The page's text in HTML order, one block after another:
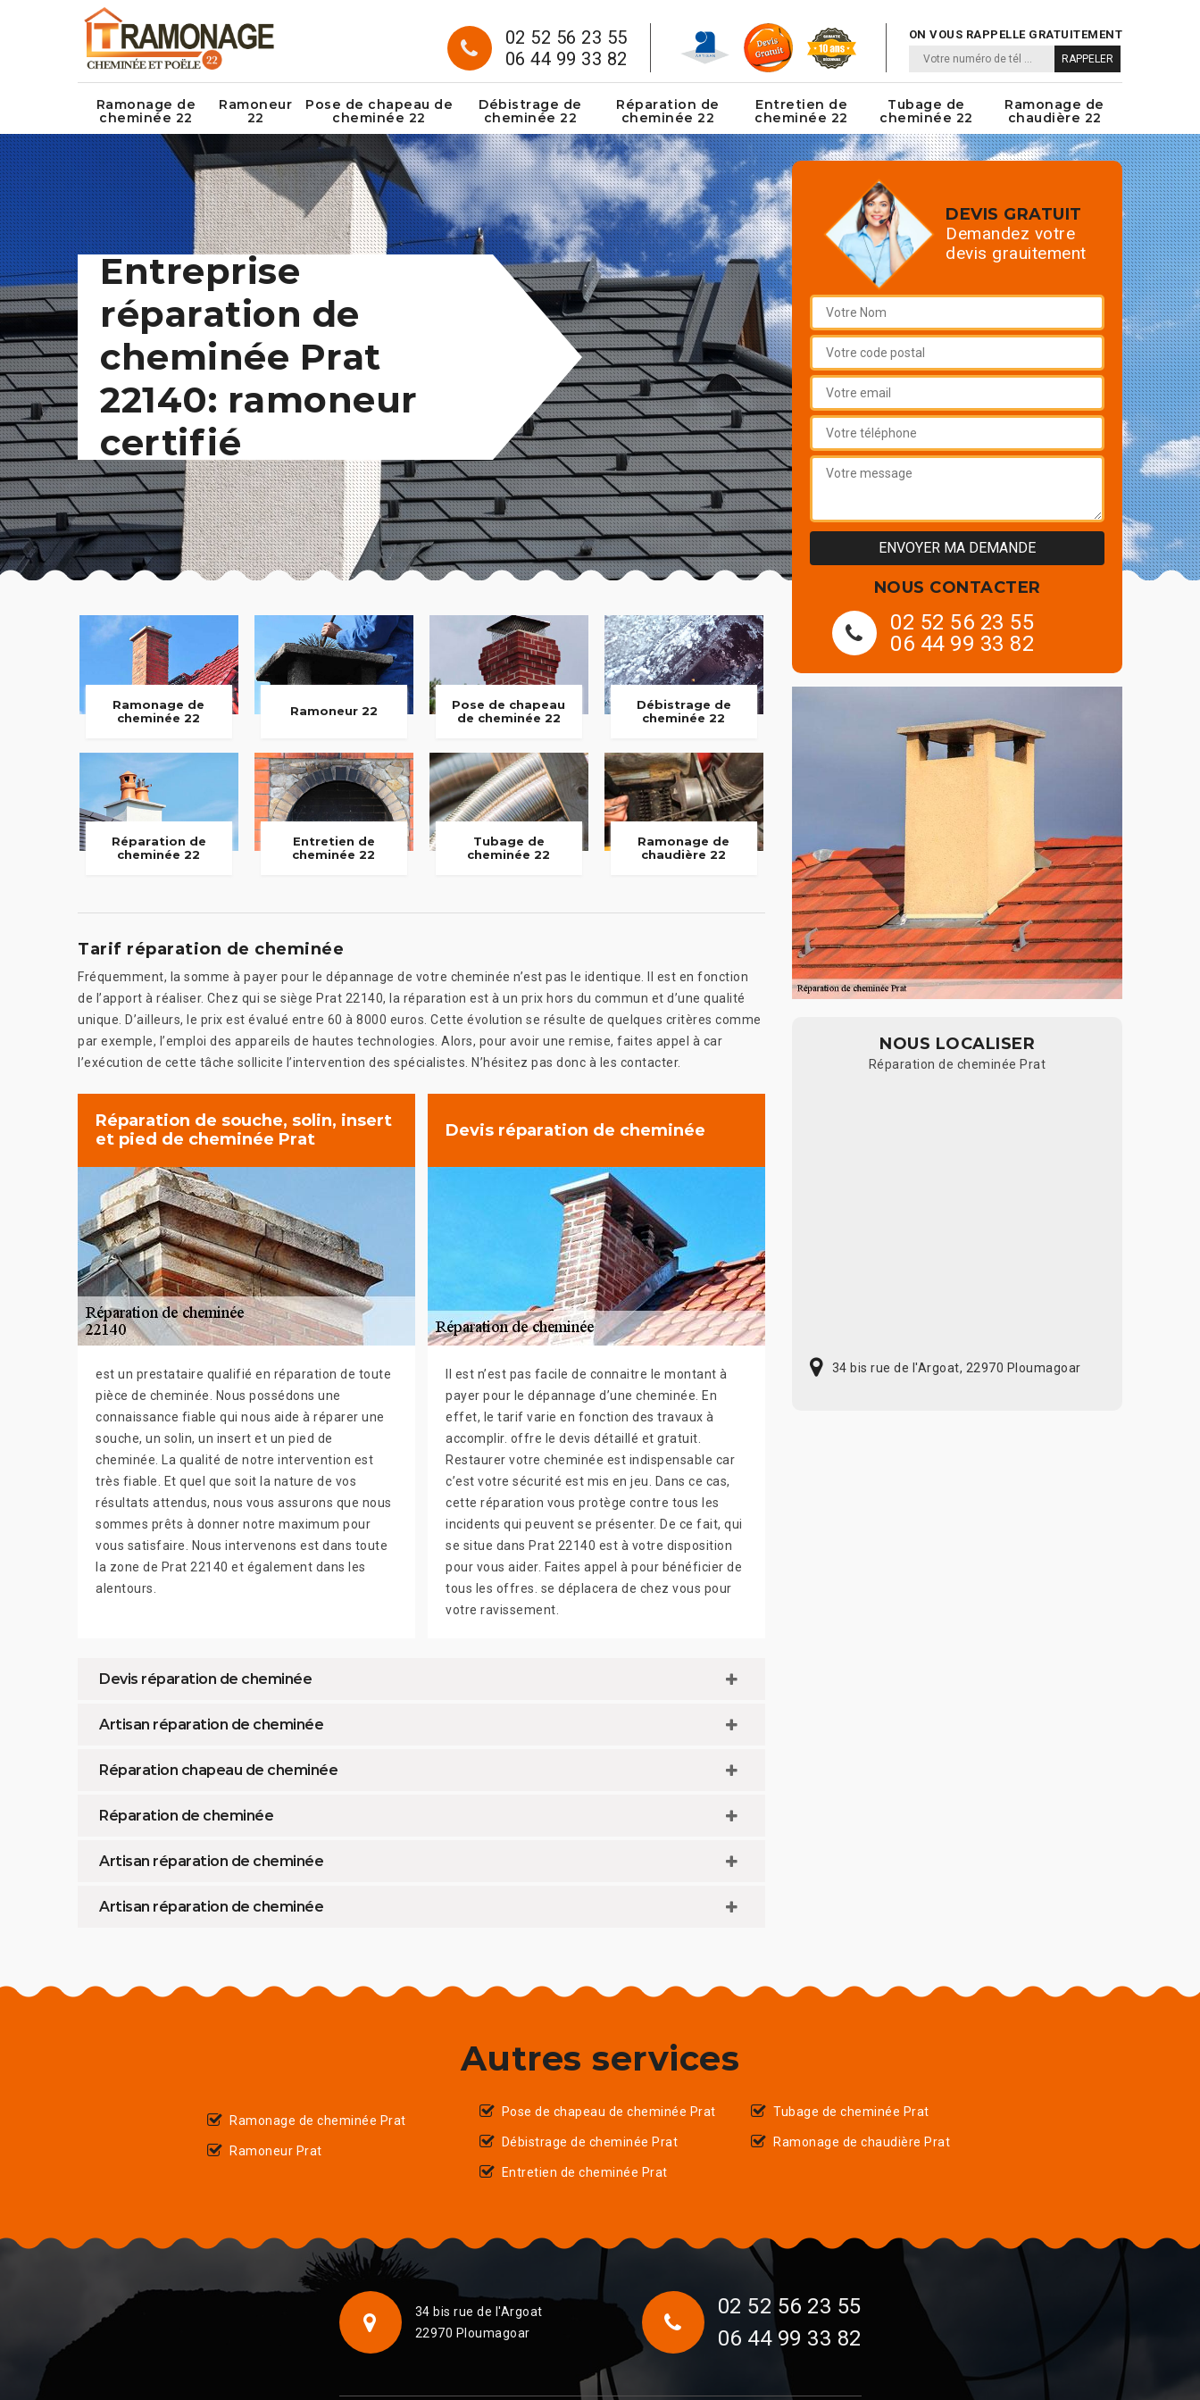
02 52 56 23 55
06 44 99 33 82
ON VOUS RAPPELLE GRATUITEMENT
Ramonage de
cheminée 22
Ramoneur
22
Pose de chapeau de
cheminée 22
Débistrage de
cheminée 22
Réparation de
cheminée 22
Entretien de
cheminée 22
Tubage de
cheminée 22
Ramonage de
chaudière 22
Entreprise
réparation de
cheminée Prat
22140: ramoneur
certifié
Ramonage de
cheminée 22
Ramoneur 22
Pose de chapeau
de cheminée 22
Débistrage de
cheminée 22
Réparation de
cheminée 22
Entretien de
cheminée 22
Tubage de
cheminée 22
Ramonage de
chaudière 22
Tarif réparation de cheminée
Fréquemment, la somme à payer pour le dépannage de votre cheminée n’est pas le identique. Il est en fonction
de l’apport à réaliser. Chez qui se siège Prat 22140, la réparation est à un prix hors du commun et d’une qualité
unique. D’ailleurs, le prix est évalué entre 60 à 8000 euros. Cette évolution se résulte de quelques critères comme
par exemple, l’emploi des appareils de hautes technologies. Alors, pour avoir une remise, faites appel à car
l’exécution de cette tâche sollicite l’intervention des spécialistes. N’hésitez pas donc à les contacter.
Réparation de souche, solin, insert
et pied de cheminée Prat
est un prestataire qualifié en réparation de toute
pièce de cheminée. Nous possédons une
connaissance fiable qui nous aide à réparer une
souche, un solin, un insert et un pied de
cheminée. La qualité de notre intervention est
très fiable. Et quel que soit la nature de vos
résultats attendus, nous vous assurons que nous
sommes prêts à donner notre maximum pour
vous satisfaire. Nous intervenons est dans toute
la zone de Prat 22140 et également dans les
alentours.
Devis réparation de cheminée
Il est n’est pas facile de connaitre le montant à
payer pour le dépannage d’une cheminée. En
effet, le tarif varie en fonction des travaux à
accomplir. offre le devis détaillé et gratuit.
Restaurer votre cheminée est indispensable car
c’est votre sécurité est mis en jeu. Dans ce cas,
cette réparation vous protège contre tous les
incidents qui peuvent se présenter. De ce fait, qui
se situe dans Prat 22140 est à votre disposition
pour vous aider. Faites appel à pour bénéficier de
tous les offres. se déplacera de chez vous pour
votre ravissement.
Devis réparation de cheminée
Artisan réparation de cheminée
Réparation chapeau de cheminée
Réparation de cheminée
Artisan réparation de cheminée
Artisan réparation de cheminée
DEVIS GRATUIT
Demandez votre
devis grauitement
NOUS CONTACTER
02 52 56 23 55
06 44 99 33 82
NOUS LOCALISER
Réparation de cheminée Prat
34 bis rue de l'Argoat, 22970 Ploumagoar
Autres services
Ramonage de cheminée Prat
Ramoneur Prat
Pose de chapeau de cheminée Prat
Débistrage de cheminée Prat
Entretien de cheminée Prat
Tubage de cheminée Prat
Ramonage de chaudière Prat
34 bis rue de l'Argoat
22970 Ploumagoar
02 52 56 23 55
06 44 99 33 82